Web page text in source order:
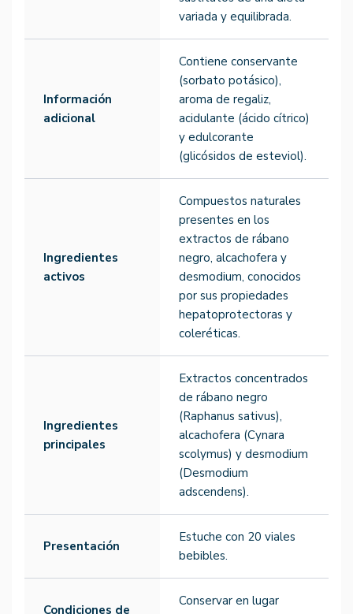
variada y equilibrada.
Información
adicional
Contiene conservante
(sorbato potásico),
aroma de regaliz,
acidulante (ácido cítrico)
y edulcorante
(glicósidos de esteviol).
Ingredientes
activos
Compuestos naturales
presentes en los
extractos de rábano
negro, alcachofera y
desmodium, conocidos
por sus propiedades
hepatoprotectoras y
coleréticas.
Ingredientes
principales
Extractos concentrados
de rábano negro
(Raphanus sativus),
alcachofera (Cynara
scolymus) y desmodium
(Desmodium
adscendens).
Presentación
Estuche con 20 viales
bebibles.
Condiciones de
Conservar en lugar